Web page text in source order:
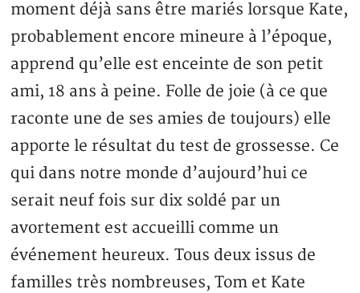
moment déjà sans être mariés lorsque Kate,
probablement encore mineure à l’époque,
apprend qu’elle est enceinte de son petit
ami, 18 ans à peine. Folle de joie (à ce que
raconte une de ses amies de toujours) elle
apporte le résultat du test de grossesse. Ce
qui dans notre monde d’aujourd’hui ce
serait neuf fois sur dix soldé par un
avortement est accueilli comme un
événement heureux. Tous deux issus de
familles très nombreuses, Tom et Kate